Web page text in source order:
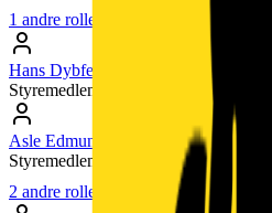
1 andre roller
Hans Dybfest
Styremedlem
Asle Edmund Eriksen 1964)
Styremedlem
2 andre roller